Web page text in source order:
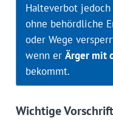
Halteverbot
ohne behördliche
oder Wege
wenn er Ärger mit
bekommt.
Wichtige